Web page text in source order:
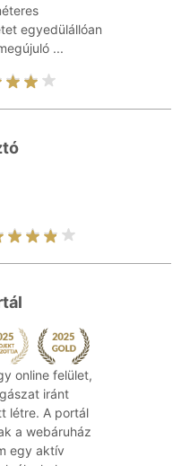
egyedülállóan
...
online felület,
iránt
létre. A portál
a webáruház
egy aktív